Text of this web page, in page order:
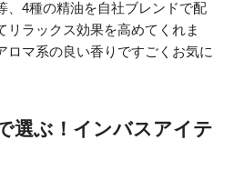
、4種の精油を自社ブレンドで配
リラックス効果を高めてくれま
ロマ系の良い香りですごくお気に
選ぶ！インバスアイテ